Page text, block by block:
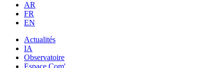
AR
FR
EN
Actualités
IA
Observatoire
Espace Com'